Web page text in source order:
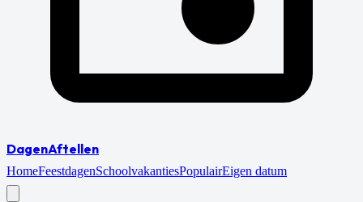
DagenAftellen
HomeFeestdagenSchoolvakantiesPopulairEigen datum